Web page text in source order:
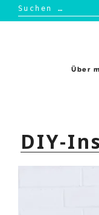
Suchen
nach:
Über
DIY-